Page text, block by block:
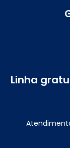
Linha